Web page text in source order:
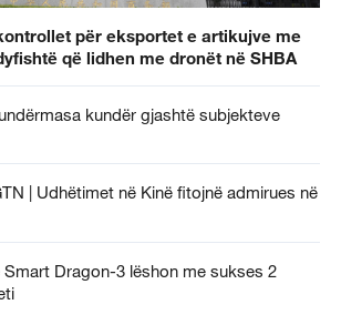
për eksportet e artikujve me
që lidhen me dronët në SHBA
kundër gjashtë subjekteve
| Udhëtimet në Kinë fitojnë admirues në
Smart Dragon-3 lëshon me sukses 2